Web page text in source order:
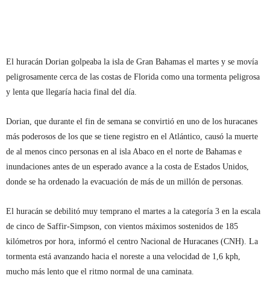
El huracán Dorian golpeaba la isla de Gran Bahamas el martes y se movía
peligrosamente cerca de las costas de Florida como una tormenta peligrosa
y lenta que llegaría hacia final del día.
Dorian, que durante el fin de semana se convirtió en uno de los huracanes
más poderosos de los que se tiene registro en el Atlántico, causó la muerte
de al menos cinco personas en al isla Abaco en el norte de Bahamas e
inundaciones antes de un esperado avance a la costa de Estados Unidos,
donde se ha ordenado la evacuación de más de un millón de personas.
El huracán se debilitó muy temprano el martes a la categoría 3 en la escala
de cinco de Saffir-Simpson, con vientos máximos sostenidos de 185
kilómetros por hora, informó el centro Nacional de Huracanes (CNH). La
tormenta está avanzando hacia el noreste a una velocidad de 1,6 kph,
mucho más lento que el ritmo normal de una caminata.